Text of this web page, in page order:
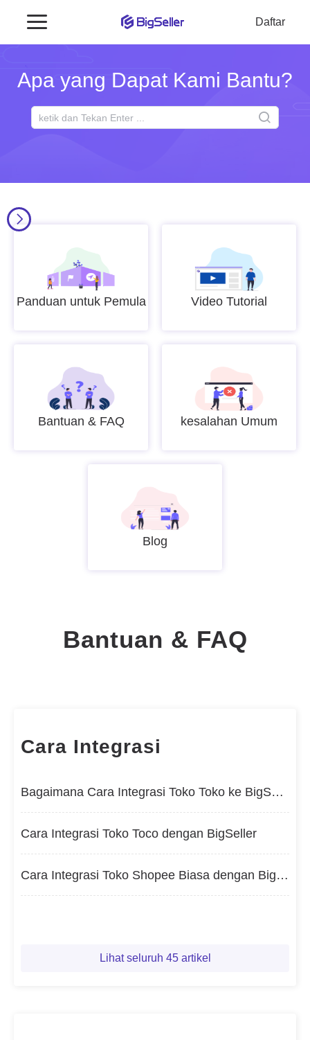
Daftar
Apa yang Dapat Kami Bantu?
Panduan untuk Pemula Video Tutorial
Bantuan & FAQ kesalahan Umum
Blog
Bantuan & FAQ
Cara Integrasi
Bagaimana Cara Integrasi Toko Toko ke BigSeller?
Cara Integrasi Toko Toco dengan BigSeller
Cara Integrasi Toko Shopee Biasa dengan BigSeller
Lihat seluruh 45 artikel